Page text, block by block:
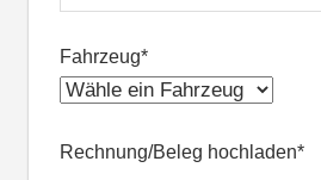
Fahrzeug*
Rechnung/Beleg hochladen*